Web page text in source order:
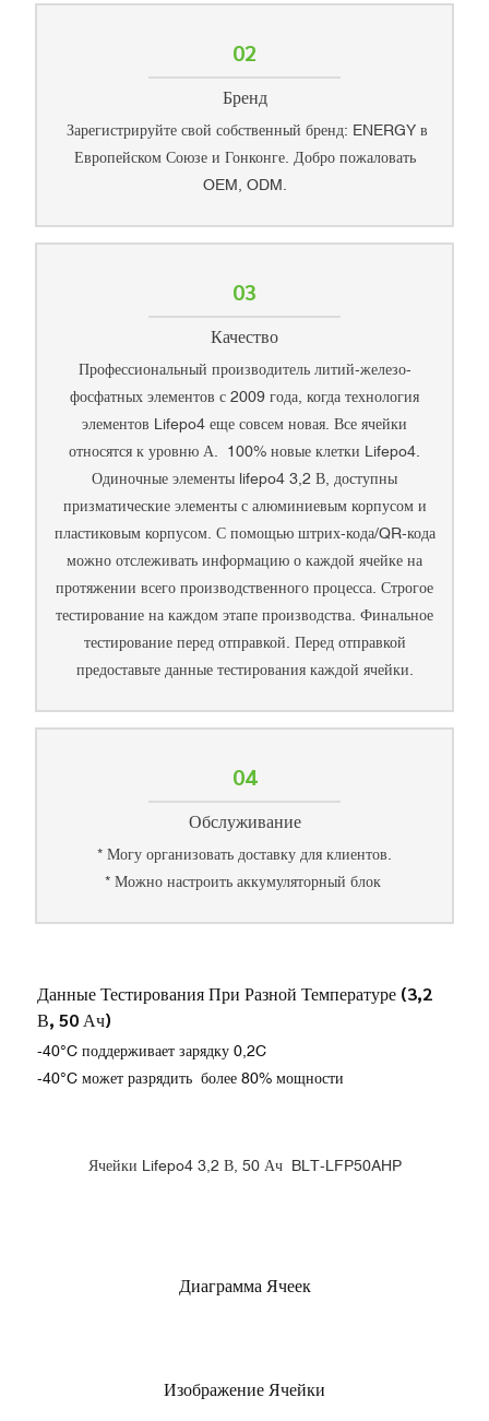
02
Бренд
Зарегистрируйте свой собственный бренд: ENERGY в
Европейском Союзе и Гонконге. Добро пожаловать
OEM, ODM.
03
Качество
Профессиональный производитель литий-железо-
фосфатных элементов с 2009 года, когда технология
элементов Lifepo4 еще совсем новая. Все ячейки
относятся к уровню А. 100% новые клетки Lifepo4.
Одиночные элементы lifepo4 3,2 В, доступны
призматические элементы с алюминиевым корпусом и
пластиковым корпусом. С помощью штрих-кода/QR-кода
можно отслеживать информацию о каждой ячейке на
протяжении всего производственного процесса. Строгое
тестирование на каждом этапе производства. Финальное
тестирование перед отправкой. Перед отправкой
предоставьте данные тестирования каждой ячейки.
04
Обслуживание
* Могу организовать доставку для клиентов.
* Можно настроить аккумуляторный блок
Ячейки Lifepo4 3,2 В, 50 Ач BLT-LFP50AHP
Данные Тестирования При Разной Температуре (3,2
В, 50 Ач)
-40°C поддерживает зарядку 0,2C
-40°C может разрядить более 80% мощности
Диаграмма Ячеек
Изображение Ячейки